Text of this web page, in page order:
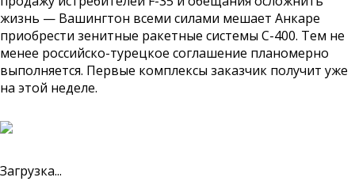
жизнь — Вашингтон всеми силами мешает Анкаре
приобрести зенитные ракетные системы С-400. Тем не
менее российско-турецкое соглашение планомерно
выполняется. Первые комплексы заказчик получит уже
на этой неделе.
Загрузка...